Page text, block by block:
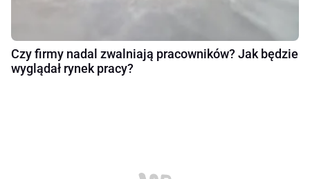
Czy firmy nadal zwalniają pracowników? Jak będzie
wyglądał rynek pracy?